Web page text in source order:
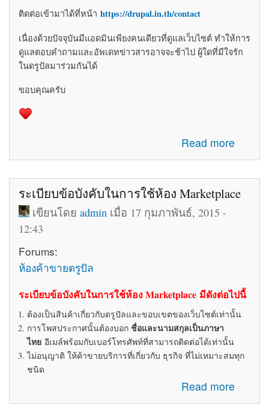
ติดต่อเข้ามาได้ที่หน้า https://drupal.in.th/contact
เนื่องด้วยปัจจุบันมีแอดมินเพียงคนเดียวที่ดูแลเว็บไซต์ ทำให้การ
ดูแลตอบคำถามและอัพเดทข่าวสารอาจจะช้าไป ผู้ใดที่มีใจรัก
ในดรูปัลมาร่วมกันได้
ขอบคุณครับ
Read more
about รับสมัครทีมงานอัพเดทข่าวสารเกี่ยวกับ Drupal ใน
ประเทศไทย
ระเบียบข้อบังคับในการใช้ห้อง Marketplace
เขียนโดยadmin เมื่อ 17 กุมภาพันธ์, 2015 -
12:43
Forums:
ห้องค้าขายดรูปัล
ระเบียบข้อบังคับในการใช้ห้อง Marketplace มีดังต่อไปนี้
ต้องเป็นสินค้าเกี่ยวกับดรูปัลและขอบเขตของเว็บไซต์เท่านั้น
การโพสประกาศนั้นต้องบอก ชื่อและนามสกุลเป็นภาษา
ไทย อีเมล์พร้อมกับเบอร์โทรศัพท์ที่สามารถติดต่อได้เท่านั้น
ไม่อนุญาติ ให้ค้าขายบริการที่เกี่ยวกับ ธุรกิจ ที่ไม่เหมาะสมทุก
ชนิด
Read more
about ระเบียบข้อบังคับในการใช้ห้อง Marketplace